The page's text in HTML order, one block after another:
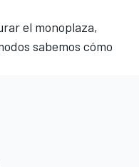
el monoplaza,
sabemos cómo